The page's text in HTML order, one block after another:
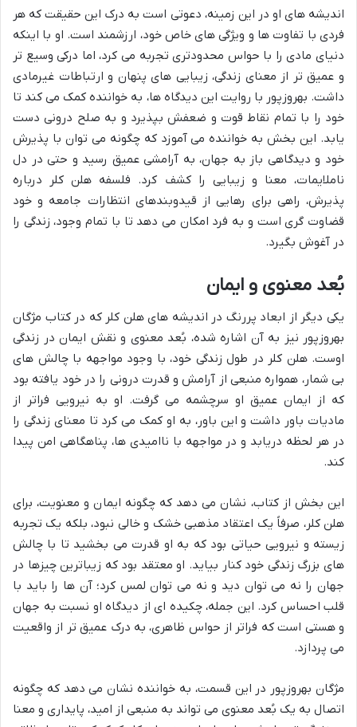
اندیشه های او در این زمینه، دعوتی است به درک این حقیقت که هر
فردی با تفاوت ها و ویژگی های خاص خود، ارزشمند است. او با اینکه
دنیای مادی را با حواس محدودتری تجربه می کرد، اما درکی وسیع تر
و عمیق تر از معنای زندگی، زیبایی های پنهان و ارتباطات غیرمادی
داشت. بهروزپور با روایت این دیدگاه ها، به خواننده کمک می کند تا
خود را با تمام نقاط قوت و ضعفش بپذیرد و به صلح درونی دست
یابد. این بخش به خواننده می آموزد که چگونه می توان با پذیرش
خود و دیدگاهی باز به جهان، به آرامشی عمیق رسید و حتی در دل
ناملایمات، معنا و زیبایی را کشف کرد. فلسفه هلن کلر درباره
پذیرش، راهی برای رهایی از قیدوبندهای انتظارات جامعه و خود
قضاوت گری است و به فرد امکان می دهد تا با تمام وجود، زندگی را
در آغوش بگیرد.
بُعد معنوی و ایمان
یکی دیگر از ابعاد پررنگ در اندیشه های هلن کلر که در کتاب مژگان
بهروزپور نیز به آن اشاره شده، بُعد معنوی و نقش ایمان در زندگی
اوست. هلن کلر در طول زندگی خود، با وجود مواجهه با چالش های
بی شمار، همواره منبعی از آرامش و قدرت درونی را در خود یافته بود
که از ایمان عمیق او سرچشمه می گرفت. او به نیرویی فراتر از
مادیات باور داشت و این باور، به او کمک می کرد تا معنای زندگی را
در هر لحظه دریابد و در مواجهه با ناامیدی ها، پناهگاهی امن پیدا
کند.
این بخش از کتاب، نشان می دهد که چگونه ایمان و معنویت، برای
هلن کلر، صرفاً یک اعتقاد مذهبی خشک و خالی نبود، بلکه یک تجربه
زیسته و نیرویی حیاتی بود که به او قدرت می بخشید تا با چالش
های بزرگ زندگی خود کنار بیاید. او معتقد بود که زیباترین چیزها در
جهان را نه می توان دید و نه می توان لمس کرد؛ آن ها را باید با
قلب احساس کرد. این جمله، چکیده ای از دیدگاه او نسبت به جهان
و هستی است که فراتر از حواس ظاهری، به درک عمیق تر از واقعیت
می پردازد.
مژگان بهروزپور در این قسمت، به خواننده نشان می دهد که چگونه
اتصال به یک بُعد معنوی می تواند به منبعی از امید، پایداری و معنا